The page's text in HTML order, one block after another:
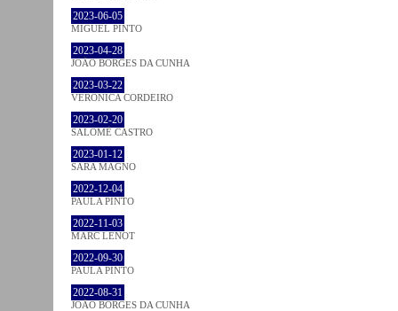
2023-06-05
MIGUEL PINTO
2023-04-28
JOÃO BORGES DA CUNHA
2023-03-22
VERONICA CORDEIRO
2023-02-20
SALOMÉ CASTRO
2023-01-12
SARA MAGNO
2022-12-04
PAULA PINTO
2022-11-03
MARC LENOT
2022-09-30
PAULA PINTO
2022-08-31
JOÃO BORGES DA CUNHA